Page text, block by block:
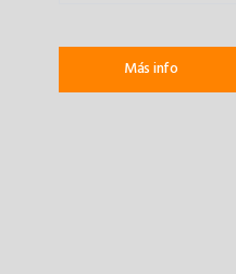
Más info